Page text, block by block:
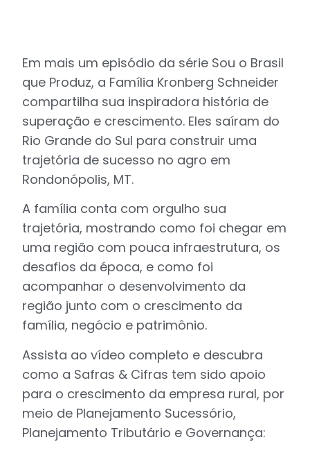
Em mais um episódio da série Sou o Brasil
que Produz, a Família Kronberg Schneider
compartilha sua inspiradora história de
superação e crescimento. Eles saíram do
Rio Grande do Sul para construir uma
trajetória de sucesso no agro em
Rondonópolis, MT.
A família conta com orgulho sua
trajetória, mostrando como foi chegar em
uma região com pouca infraestrutura, os
desafios da época, e como foi
acompanhar o desenvolvimento da
região junto com o crescimento da
família, negócio e patrimônio.
Assista ao vídeo completo e descubra
como a Safras & Cifras tem sido apoio
para o crescimento da empresa rural, por
meio de Planejamento Sucessório,
Planejamento Tributário e Governança: